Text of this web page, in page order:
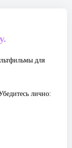
для
лично: